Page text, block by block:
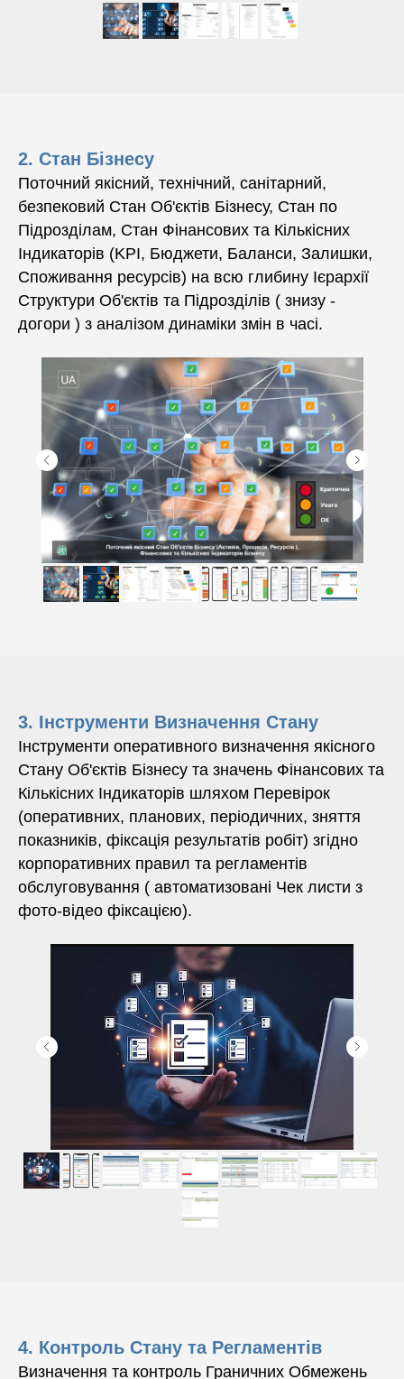
2. Стан Бізнесу
Поточний якісний, технічний, санітарний,
безпековий Стан Об'єктів Бізнесу, Стан по
Підрозділам, Стан Фінансових та Кількісних
Індикаторів (KPI, Бюджети, Баланси, Залишки,
Споживання ресурсів) на всю глибину Ієрархії
Структури Об'єктів та Підрозділів ( знизу -
догори ) з аналізом динаміки змін в часі.
3. Інструменти Визначення Стану
Інструменти оперативного визначення якісного
Стану Об'єктів Бізнесу та значень Фінансових та
Кількісних Індикаторів шляхом Перевірок
(оперативних, планових, періодичних, зняття
показників, фіксація результатів робіт) згідно
корпоративних правил та регламентів
обслуговування ( автоматизовані Чек листи з
фото-відео фіксацією).
4. Контроль Стану та Регламентів
Визначення та контроль Граничних Обмежень